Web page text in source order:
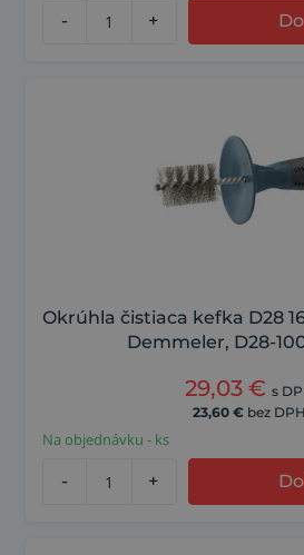
- +
Okrúhla čistiaca kefka D28
Demmeler, D28-
29,03 € s
23,60 € bez DPH
Na objednávku - ks
- +